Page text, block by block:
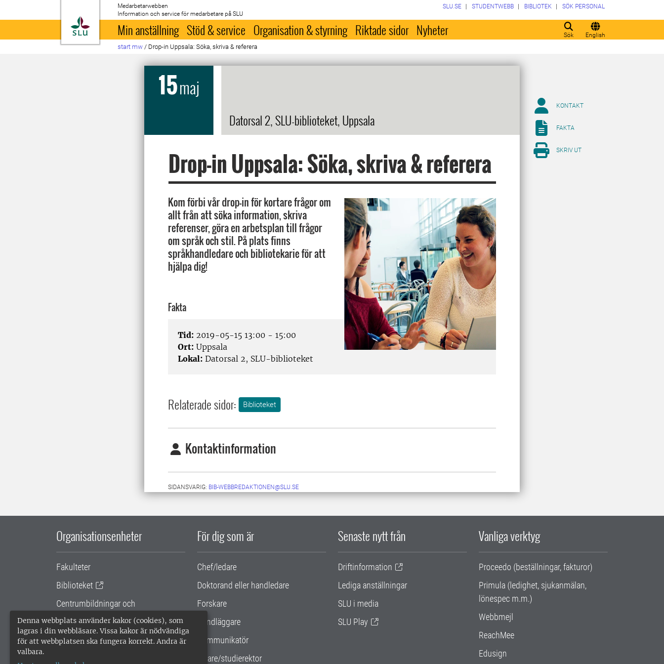
Denna webbplats använder kakor (cookies), som
lagras i din webbläsare. Vissa kakor är nödvändiga
för att webbplatsen ska fungera korrekt. Andra är
valbara.
Till startsida
Medarbetarwebben
Information och service för medarbetare på SLU
Sök English
SLU.SE STUDENTWEBB BIBLIOTEK SÖK PERSONAL
Min anställning Stöd & service Organisation & styrning Riktade sidor Nyheter
start mw / Drop-in Uppsala: Söka, skriva & referera
15maj
Datorsal 2, SLU-biblioteket, Uppsala
Drop-in Uppsala: Söka, skriva & referera
Kom förbi vår drop-in för kortare frågor om
allt från att söka information, skriva
referenser, göra en arbetsplan till frågor
om språk och stil. På plats finns
språkhandledare och bibliotekarie för att
hjälpa dig!
Fakta
Tid: 2019-05-15 13:00 - 15:00
Ort: Uppsala
Lokal: Datorsal 2, SLU-biblioteket
Relaterade sidor: Biblioteket
Kontaktinformation
SIDANSVARIG: BIB-WEBBREDAKTIONEN@SLU.SE
KONTAKT
FAKTA
SKRIV UT
Organisationsenheter
Fakulteter
Biblioteket
Centrumbildningar och
samarbetsprojekt
Gemensamma verksamhetsstödet
För dig som är
Chef/ledare
Doktorand eller handledare
Forskare
Handläggare
Kommunikatör
Lärare/studierektor
Senaste nytt från
Driftinformation
Lediga anställningar
SLU i media
SLU Play
Vanliga verktyg
Proceedo (beställningar, fakturor)
Primula (ledighet, sjukanmälan,
lönespec m.m.)
Webbmejl
ReachMee
Edusign